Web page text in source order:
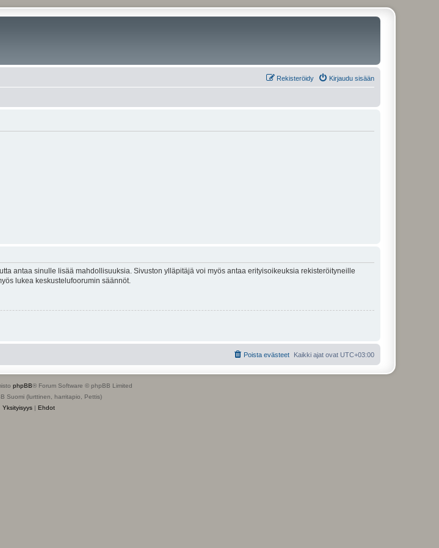
Kirjaudu sisään
Rekisteröidy
antaa sinulle lisää mahdollisuuksia. Sivuston ylläpitäjä voi myös antaa erityisoikeuksia rekisteröityneille
lukea keskustelufoorumin säännöt.
Kaikki ajat ovat UTC+03:00
Poista evästeet
phpBB® Forum Software © phpBB Limited
Suomi (lurttinen, harritapio, Pettis)
Yksityisyys | Ehdot